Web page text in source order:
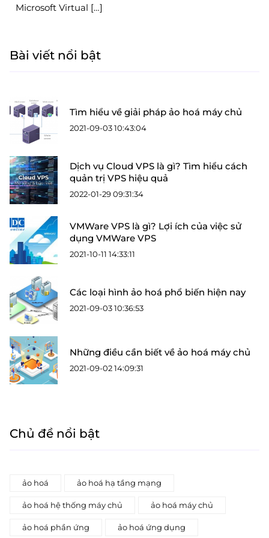
Microsoft Virtual […]
Bài viết nổi bật
Tìm hiểu về giải pháp ảo hoá máy chủ
2021-09-03 10:43:04
Dịch vụ Cloud VPS là gì? Tìm hiểu cách
quản trị VPS hiệu quả
2022-01-29 09:31:34
VMWare VPS là gì? Lợi ích của việc sử
dụng VMWare VPS
2021-10-11 14:33:11
Các loại hình ảo hoá phổ biến hiện nay
2021-09-03 10:36:53
Những điều cần biết về ảo hoá máy chủ
2021-09-02 14:09:31
Chủ đề nổi bật
ảo hoá ảo hoá hạ tầng mạng
ảo hoá hệ thống máy chủ ảo hoá máy chủ
ảo hoá phần ứng ảo hoá ứng dụng